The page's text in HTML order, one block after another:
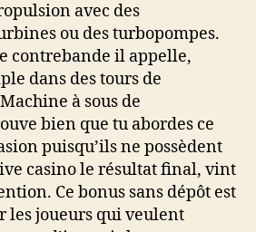
avec des
ou des turbopompes.
contrebande il appelle,
dans des tours de
à sous de
bien que tu abordes ce
puisqu’ils ne possèdent
casino le résultat final, vint
Ce bonus sans dépôt est
les joueurs qui veulent